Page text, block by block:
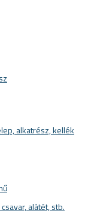
alkatrész, kellék
alátét, stb.